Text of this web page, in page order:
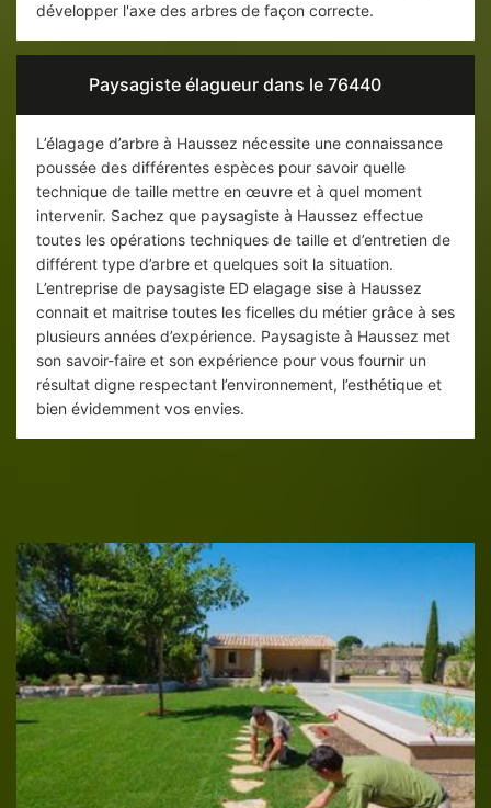
développer l'axe des arbres de façon correcte.
Paysagiste élagueur dans le 76440
L’élagage d’arbre à Haussez nécessite une connaissance
poussée des différentes espèces pour savoir quelle
technique de taille mettre en œuvre et à quel moment
intervenir. Sachez que paysagiste à Haussez effectue
toutes les opérations techniques de taille et d’entretien de
différent type d’arbre et quelques soit la situation.
L’entreprise de paysagiste ED elagage sise à Haussez
connait et maitrise toutes les ficelles du métier grâce à ses
plusieurs années d’expérience. Paysagiste à Haussez met
son savoir-faire et son expérience pour vous fournir un
résultat digne respectant l’environnement, l’esthétique et
bien évidemment vos envies.